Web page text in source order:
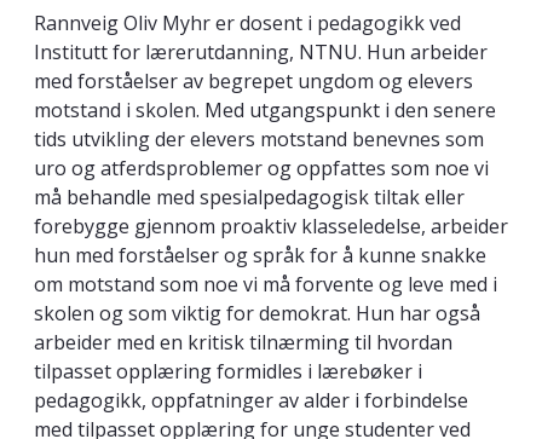
Rannveig Oliv Myhr er dosent i pedagogikk ved
Institutt for lærerutdanning, NTNU. Hun arbeider
med forståelser av begrepet ungdom og elevers
motstand i skolen. Med utgangspunkt i den senere
tids utvikling der elevers motstand benevnes som
uro og atferdsproblemer og oppfattes som noe vi
må behandle med spesialpedagogisk tiltak eller
forebygge gjennom proaktiv klasseledelse, arbeider
hun med forståelser og språk for å kunne snakke
om motstand som noe vi må forvente og leve med i
skolen og som viktig for demokrat. Hun har også
arbeider med en kritisk tilnærming til hvordan
tilpasset opplæring formidles i lærebøker i
pedagogikk, oppfatninger av alder i forbindelse
med tilpasset opplæring for unge studenter ved